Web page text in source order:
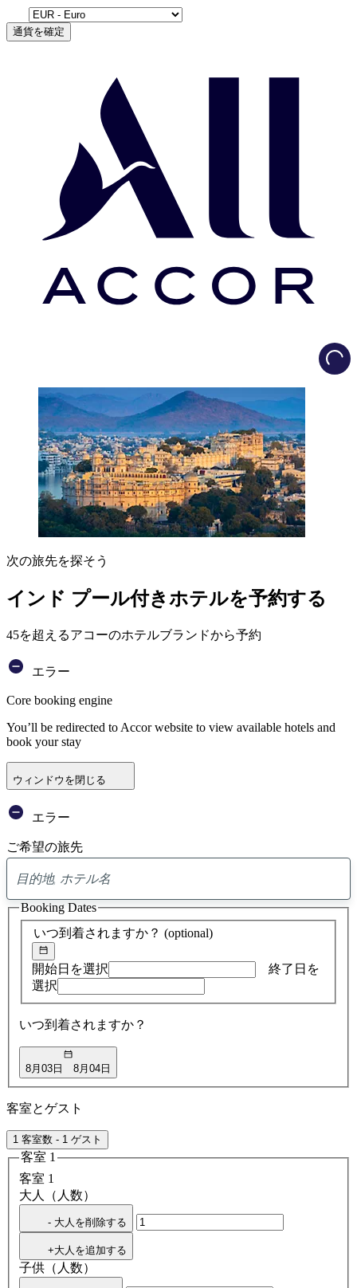
通貨を確定
次の旅先を探そう
インド プール付きホテルを予約する
45を超えるアコーのホテルブランドから予約
エラー
Core booking engine
You’ll be redirected to Accor website to view available hotels and
book your stay
ウィンドウを閉じる
エラー
ご希望の旅先
ア
ド
バ
イ
検
索
いつ到着されますか？ (optional)
開始日を選択
終了日を
選択
いつ到着されますか？
8月03日 8月04日
Booking Dates
客室とゲスト
1 客室数 - 1 ゲスト
客室 1
客室 1
大人（人数）
- 大人を削除する
+大人を追加する
子供（人数）